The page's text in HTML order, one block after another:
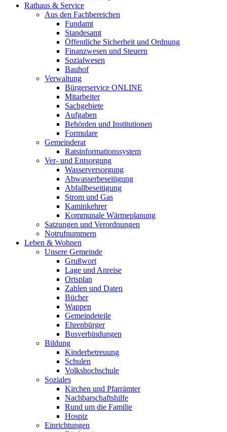
Rathaus & Service
Aus den Fachbereichen
Fundamt
Standesamt
Öffentliche Sicherheit und Ordnung
Finanzwesen und Steuern
Sozialwesen
Bauhof
Verwaltung
Bürgerservice ONLINE
Mitarbeiter
Sachgebiete
Aufgaben
Behörden und Institutionen
Formulare
Gemeinderat
Ratsinformationssystem
Ver- und Entsorgung
Wasserversorgung
Abwasserbeseitigung
Abfallbeseitigung
Strom und Gas
Kaminkehrer
Kommunale Wärmeplanung
Satzungen und Verordnungen
Notrufnummern
Leben & Wohnen
Unsere Gemeinde
Grußwort
Lage und Anreise
Ortsplan
Zahlen und Daten
Bücher
Wappen
Gemeindeteile
Ehrenbürger
Busverbindungen
Bildung
Kinderbetreuung
Schulen
Volkshochschule
Soziales
Kirchen und Pfarrämter
Nachbarschaftshilfe
Rund um die Familie
Hospiz
Einrichtungen